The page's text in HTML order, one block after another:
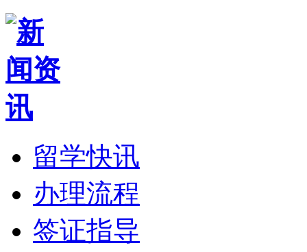
留学快讯
办理流程
签证指导